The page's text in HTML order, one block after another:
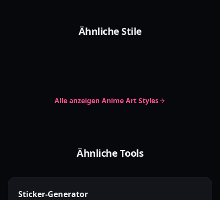
Ähnliche Stile
ちび mit Punktaugen
Alle anzeigen Anime Art Styles
Ähnliche Tools
Sticker-Generator